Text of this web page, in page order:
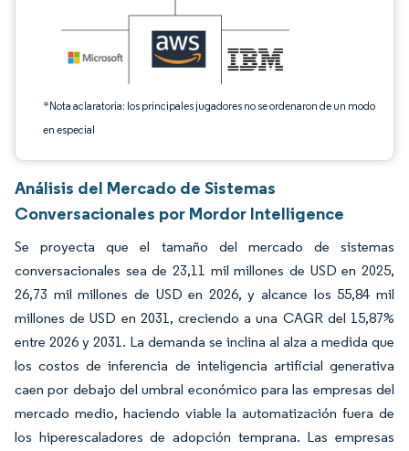
*Nota aclaratoria: los principales jugadores no se ordenaron de un modo
en especial
Análisis del Mercado de Sistemas
Conversacionales por Mordor Intelligence
Se proyecta que el tamaño del mercado de sistemas
conversacionales sea de 23,11 mil millones de USD en 2025,
26,73 mil millones de USD en 2026, y alcance los 55,84 mil
millones de USD en 2031, creciendo a una CAGR del 15,87%
entre 2026 y 2031. La demanda se inclina al alza a medida que
los costos de inferencia de inteligencia artificial generativa
caen por debajo del umbral económico para las empresas del
mercado medio, haciendo viable la automatización fuera de
los hiperescaladores de adopción temprana. Las empresas